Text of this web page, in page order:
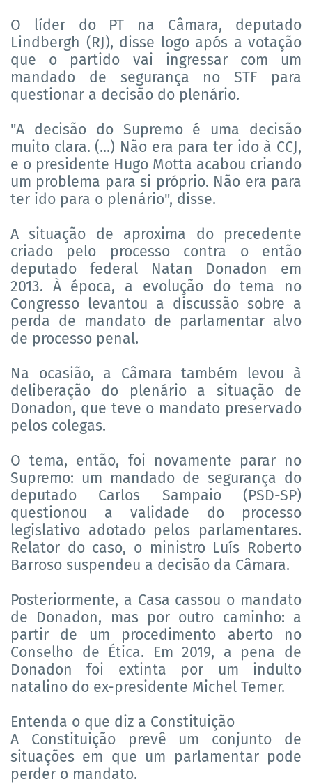
O líder do PT na Câmara, deputado
Lindbergh (RJ), disse logo após a votação
que o partido vai ingressar com um
mandado de segurança no STF para
questionar a decisão do plenário.
"A decisão do Supremo é uma decisão
muito clara. (...) Não era para ter ido à CCJ,
e o presidente Hugo Motta acabou criando
um problema para si próprio. Não era para
ter ido para o plenário", disse.
A situação de aproxima do precedente
criado pelo processo contra o então
deputado federal Natan Donadon em
2013. À época, a evolução do tema no
Congresso levantou a discussão sobre a
perda de mandato de parlamentar alvo
de processo penal.
Na ocasião, a Câmara também levou à
deliberação do plenário a situação de
Donadon, que teve o mandato preservado
pelos colegas.
O tema, então, foi novamente parar no
Supremo: um mandado de segurança do
deputado Carlos Sampaio (PSD-SP)
questionou a validade do processo
legislativo adotado pelos parlamentares.
Relator do caso, o ministro Luís Roberto
Barroso suspendeu a decisão da Câmara.
Posteriormente, a Casa cassou o mandato
de Donadon, mas por outro caminho: a
partir de um procedimento aberto no
Conselho de Ética. Em 2019, a pena de
Donadon foi extinta por um indulto
natalino do ex-presidente Michel Temer.
Entenda o que diz a Constituição
A Constituição prevê um conjunto de
situações em que um parlamentar pode
perder o mandato.